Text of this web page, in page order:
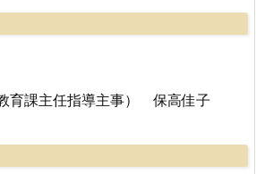
育課主任指導主事） 保高佳子